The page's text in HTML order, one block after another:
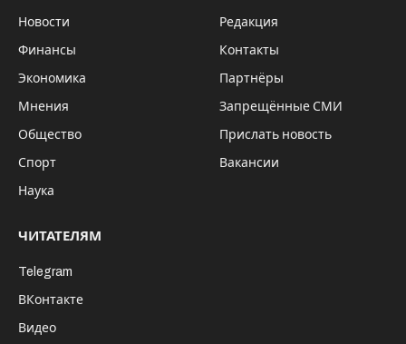
Новости
Финансы
Экономика
Мнения
Общество
Спорт
Наука
Редакция
Контакты
Партнёры
Запрещённые СМИ
Прислать новость
Вакансии
ЧИТАТЕЛЯМ
Telegram
ВКонтакте
Видео